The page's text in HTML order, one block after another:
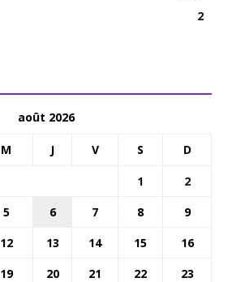
2
août 2026
M J V S D
1
2
5 6 7 8
9
12 13 14 15
16
19 20 21 22
23